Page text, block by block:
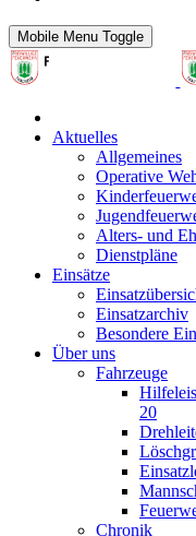
Mobile Menu Toggle
Aktuelles
Allgemeines
Operative
Alters- und
Dienstpläne
Einsätze
Einsatzarchiv
Besondere
Über uns
Fahrzeuge
20
Chronik